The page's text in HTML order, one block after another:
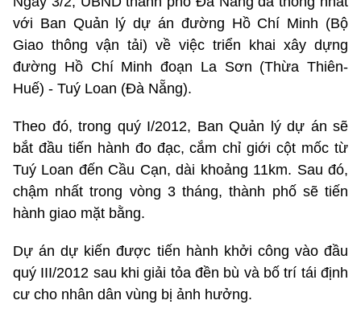
với Ban Quản lý dự án đường Hồ Chí Minh (Bộ
Giao thông vận tải) về việc triển khai xây dựng
đường Hồ Chí Minh đoạn La Sơn (Thừa Thiên-
Huế) - Tuý Loan (Đà Nẵng).
Theo đó, trong quý I/2012, Ban Quản lý dự án sẽ
bắt đầu tiến hành đo đạc, cắm chỉ giới cột mốc từ
Tuý Loan đến Cầu Cạn, dài khoảng 11km. Sau đó,
chậm nhất trong vòng 3 tháng, thành phố sẽ tiến
hành giao mặt bằng.
Dự án dự kiến được tiến hành khởi công vào đầu
quý III/2012 sau khi giải tỏa đền bù và bố trí tái định
cư cho nhân dân vùng bị ảnh hưởng.